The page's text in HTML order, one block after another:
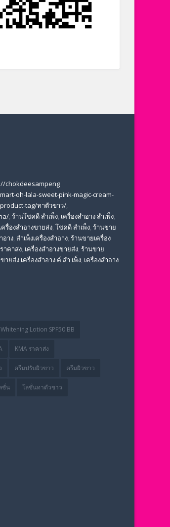
chokdeesampeng
oh-lala-sweet-pink-magic-cream-
tag/ทาตัวขาว/,
, ร้านโชคดี สําเพ็ง, เครื่องสำอาง สำเพ็ง,
เครื่องสำอางขายส่ง, โชคดี สําเพ็ง, ร้านขาย
อาง, สําเพ็งเครื่องสําอาง, ร้านขายเครื่อง
าคาส่ง, เครื่องสําอางขายส่ง, ร้านขาย
ขายส่ง เครื่องสำอาง ค์ สำ เพ็ง, เครื่องสำอาง
Lotion SPF50 BB
KMA ราคาส่ง
ครีมปรับผิวขาว ครีมผิวขาว
ชั่น โลชั่นทาตัวขาว